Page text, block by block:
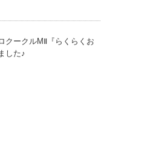
クークルMⅡ『らくらくお
した♪